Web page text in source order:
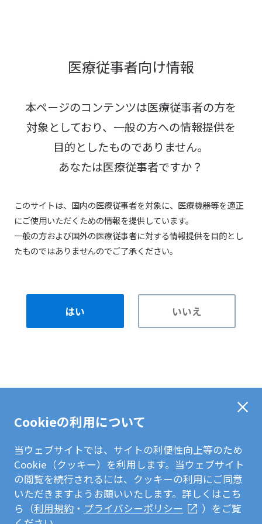
医療従事者向け情報
本ページのコンテンツは医療従事者の方を
対象としており、 一般の方への情報提供を
目的としたものでありません。
あなたは医療従事者ですか？
このサイトは、国内の医療従事者を対象に、医療機器等を適正
にご使用いただくための情報を提供しています。
一般の方および国外の医療従事者に対する情報提供を目的とし
たものではありませんのでご了承ください。
はい いいえ
Cookieの利用について
当ウェブサイトでは、サイトの利便性向上等のため
Cookie（クッキー）を利用します。当ウェブサイト
の閲覧を続行されるには、クッキーの利用にご同意
いただきますようお願いいたします。詳しくはこち
ら（利用規約・ プライバシーポリシー
）をご覧